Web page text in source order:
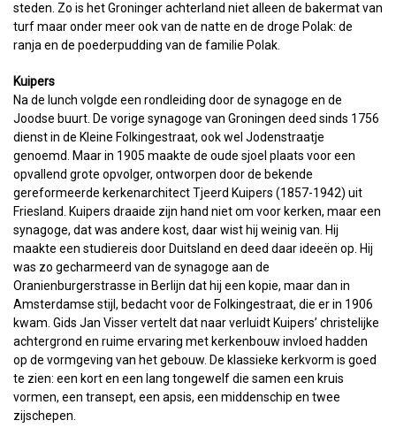
steden. Zo is het Groninger achterland niet alleen de bakermat van
turf maar onder meer ook van de natte en de droge Polak: de
ranja en de poederpudding van de familie Polak.
Kuipers
Na de lunch volgde een rondleiding door de synagoge en de
Joodse buurt. De vorige synagoge van Groningen deed sinds 1756
dienst in de Kleine Folkingestraat, ook wel Jodenstraatje
genoemd. Maar in 1905 maakte de oude sjoel plaats voor een
opvallend grote opvolger, ontworpen door de bekende
gereformeerde kerkenarchitect Tjeerd Kuipers (1857-1942) uit
Friesland. Kuipers draaide zijn hand niet om voor kerken, maar een
synagoge, dat was andere kost, daar wist hij weinig van. Hij
maakte een studiereis door Duitsland en deed daar ideeën op. Hij
was zo gecharmeerd van de synagoge aan de
Oranienburgerstrasse in Berlijn dat hij een kopie, maar dan in
Amsterdamse stijl, bedacht voor de Folkingestraat, die er in 1906
kwam. Gids Jan Visser vertelt dat naar verluidt Kuipers’ christelijke
achtergrond en ruime ervaring met kerkenbouw invloed hadden
op de vormgeving van het gebouw. De klassieke kerkvorm is goed
te zien: een kort en een lang tongewelf die samen een kruis
vormen, een transept, een apsis, een middenschip en twee
zijschepen.